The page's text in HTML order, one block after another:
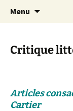
Maëlle
Menu
Critique
Articles
Cartier